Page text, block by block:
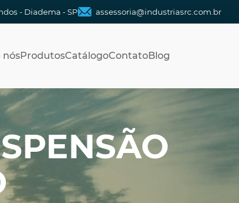
- Diadema - SP assessoria@industriasrc.com.br
nósProdutosCatálogoContatoBlog